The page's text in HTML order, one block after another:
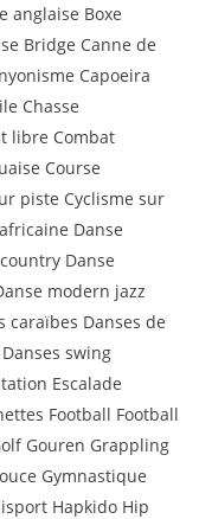
anglaise Boxe
Bridge Canne de
Capoeira
Chasse
libre Combat
Course
piste Cyclisme sur
Danse
Danse
modern jazz
caraïbes Danses de
swing
Escalade
Football Football
Gouren Grappling
Gymnastique
Hapkido Hip